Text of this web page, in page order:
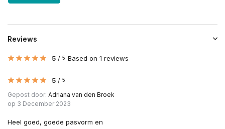
Reviews
5 / 5 Based on 1 reviews
5 / 5
Gepost door: Adriana van den Broek
op 3 December 2023
Heel goed, goede pasvorm en